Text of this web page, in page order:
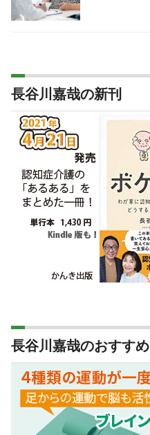
長谷川嘉哉の新刊
長谷川嘉哉のおすすめ